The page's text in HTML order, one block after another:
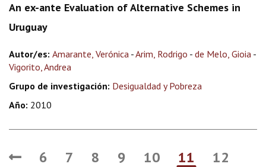
An ex-ante Evaluation of Alternative Schemes in
Uruguay
Autor/es: Amarante, Verónica -Arim, Rodrigo - de Melo, Gioia -
Vigorito, Andrea
Grupo de investigación: Desigualdad y Pobreza
Año: 2010
6 7 8 9 10 11
12